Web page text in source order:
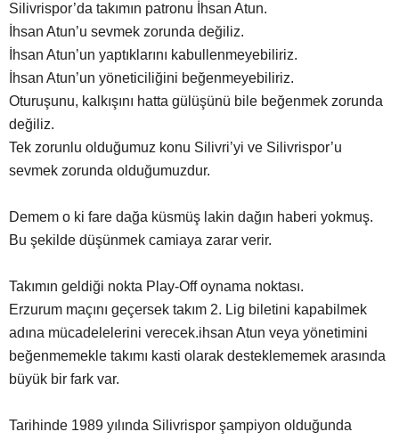
Silivrispor’da takımın patronu İhsan Atun.
İhsan Atun’u sevmek zorunda değiliz.
İhsan Atun’un yaptıklarını kabullenmeyebiliriz.
İhsan Atun’un yöneticiliğini beğenmeyebiliriz.
Oturuşunu, kalkışını hatta gülüşünü bile beğenmek zorunda
değiliz.
Tek zorunlu olduğumuz konu Silivri’yi ve Silivrispor’u
sevmek zorunda olduğumuzdur.
Demem o ki fare dağa küsmüş lakin dağın haberi yokmuş.
Bu şekilde düşünmek camiaya zarar verir.
Takımın geldiği nokta Play-Off oynama noktası.
Erzurum maçını geçersek takım 2. Lig biletini kapabilmek
adına mücadelelerini verecek.ihsan Atun veya yönetimini
beğenmemekle takımı kasti olarak desteklememek arasında
büyük bir fark var.
Tarihinde 1989 yılında Silivrispor şampiyon olduğunda